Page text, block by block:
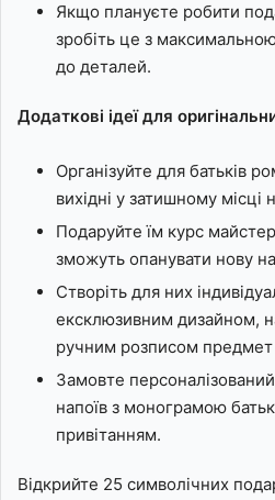
Якщо плануєте робити
зробіть це з
до деталей.
Додаткові ідеї для
Організуйте для батьків
вихідні у затишному місці
Подаруйте їм курс
зможуть опанувати нову
Створіть для них
ексклюзивним дизайном,
ручним розписом предмет
Замовте персоналізований
напоїв з монограмою
привітанням.
Відкрийте 25 символічних